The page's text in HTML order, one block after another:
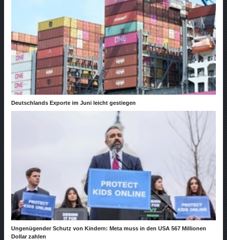
Deutschlands Exporte im Juni leicht gestiegen
Ungenügender Schutz von Kindern: Meta muss in den USA 567 Millionen
Dollar zahlen